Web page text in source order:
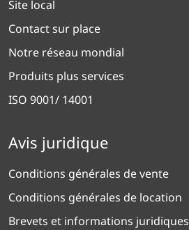
Site local
Contact sur place
Notre réseau mondial
Produits plus services
ISO 9001/ 14001
Avis juridique
Conditions générales de vente
Conditions générales de location
Brevets et informations juridiques